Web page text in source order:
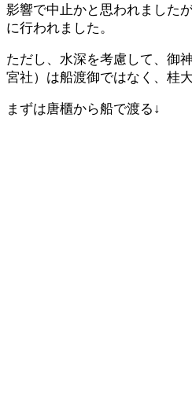
影響で中止かと思われました
に行われました。
ただし、水深を考慮して、御
宮社）は船渡御ではなく、桂
まずは唐櫃から船で渡る↓